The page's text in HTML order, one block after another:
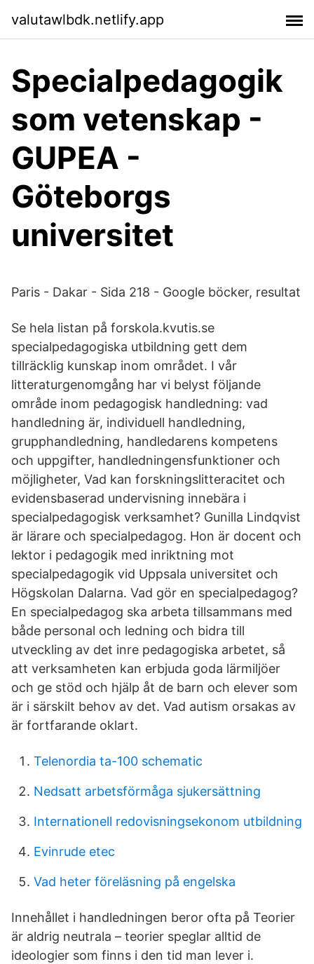
valutawlbdk.netlify.app
Specialpedagogik
som vetenskap -
GUPEA -
Göteborgs
universitet
Paris - Dakar - Sida 218 - Google böcker, resultat
Se hela listan på forskola.kvutis.se
specialpedagogiska utbildning gett dem
tillräcklig kunskap inom området. I vår
litteraturgenomgång har vi belyst följande
område inom pedagogisk handledning: vad
handledning är, individuell handledning,
grupphandledning, handledarens kompetens
och uppgifter, handledningensfunktioner och
möjligheter, Vad kan forskningslitteracitet och
evidensbaserad undervisning innebära i
specialpedagogisk verksamhet? Gunilla Lindqvist
är lärare och specialpedagog. Hon är docent och
lektor i pedagogik med inriktning mot
specialpedagogik vid Uppsala universitet och
Högskolan Dalarna. Vad gör en specialpedagog?
En specialpedagog ska arbeta tillsammans med
både personal och ledning och bidra till
utveckling av det inre pedagogiska arbetet, så
att verksamheten kan erbjuda goda lärmiljöer
och ge stöd och hjälp åt de barn och elever som
är i särskilt behov av det. Vad autism orsakas av
är fortfarande oklart.
Telenordia ta-100 schematic
Nedsatt arbetsförmåga sjukersättning
Internationell redovisningsekonom utbildning
Evinrude etec
Vad heter föreläsning på engelska
Innehållet i handledningen beror ofta på Teorier
är aldrig neutrala – teorier speglar alltid de
ideologier som finns i den tid man lever i.